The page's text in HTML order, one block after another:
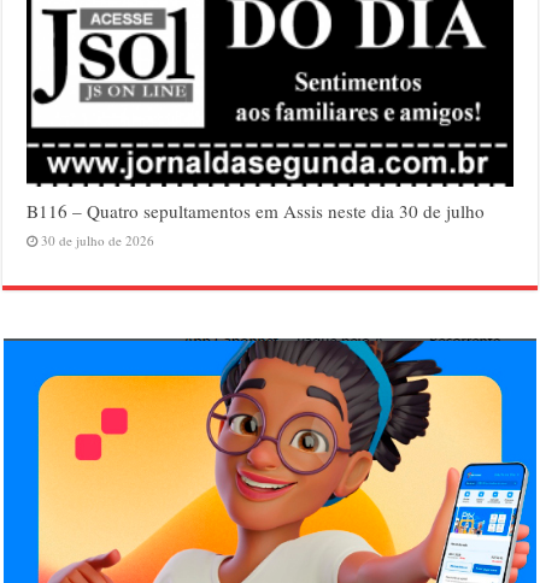
B116 – Quatro sepultamentos em Assis neste dia 30 de julho
30 de julho de 2026